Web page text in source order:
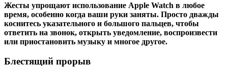
Жесты упрощают использование Apple Watch в любое
время, особенно когда ваши руки заняты. Просто дважды
коснитесь указательного и большого пальцев, чтобы
ответить на звонок, открыть уведомление, воспроизвести
или приостановить музыку и многое другое.
Блестящий прорыв